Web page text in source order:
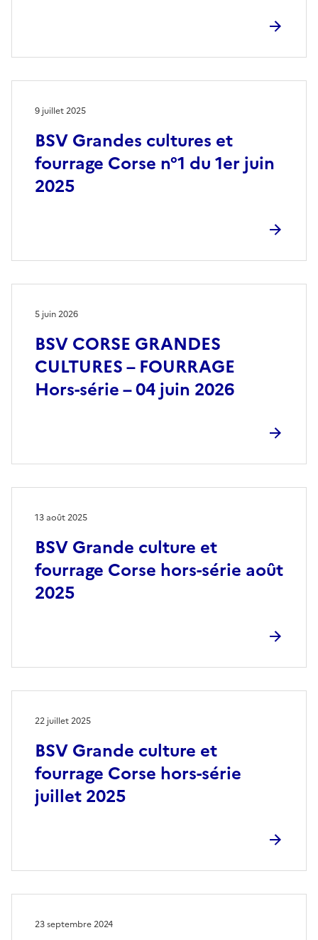
BSV Grandes cultures et
fourrage Corse n°1 du 1er juin
2025
9 juillet 2025
BSV CORSE GRANDES
CULTURES – FOURRAGE
Hors-série – 04 juin 2026
5 juin 2026
BSV Grande culture et
fourrage Corse hors-série août
2025
13 août 2025
BSV Grande culture et
fourrage Corse hors-série
juillet 2025
22 juillet 2025
23 septembre 2024